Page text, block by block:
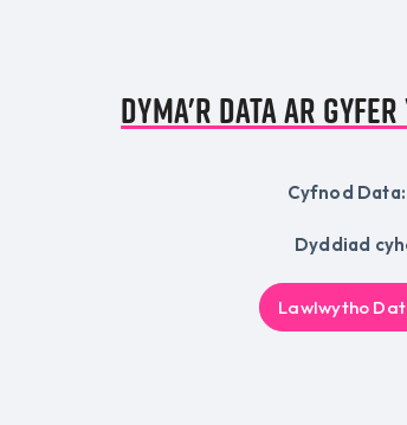
Dyma'r data ar gyfer
Cyfnod
Dyddiad
Lawlwytho